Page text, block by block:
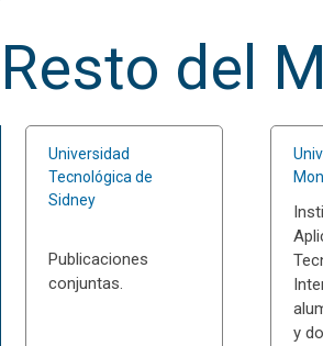
Resto del
Universidad
Tecnológica de
Sidney
Publicaciones
conjuntas.
y